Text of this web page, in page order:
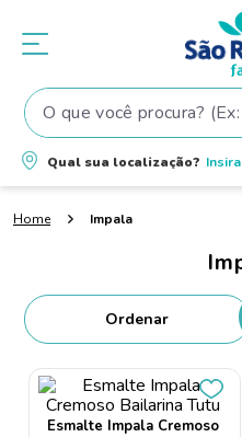
O que você procura? (Ex:
Qual sua localização?
Impala
Esmalte Impala Cremoso
Termos mais buscados
1º fralda
2 shampoo
5º teste gravidez
6 tintura cabelo
7º oleo